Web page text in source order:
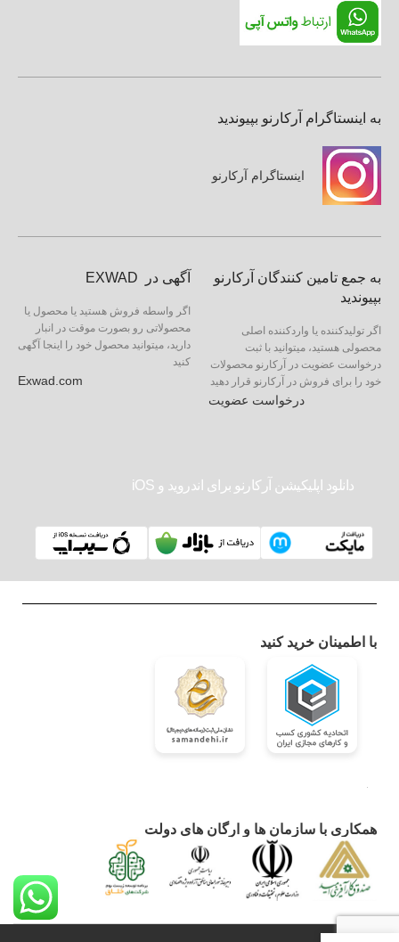
به اینستاگرام آرکارنو بپیوندید
اینستاگرام آرکارنو
به جمع تامین کنندگان آرکارنو
بپیوندید
اگر تولیدکننده یا واردکننده اصلی
محصولی هستید، میتوانید با ثبت
درخواست عضویت در آرکارنو محصولات
خود را برای فروش در آرکارنو قرار دهید
درخواست عضویت
آگهی در EXWAD
اگر واسطه فروش هستید یا محصول یا
محصولاتی رو بصورت موقت در انبار
دارید، میتوانید محصول خود را اینجا آگهی
کنید
Exwad.com
دانلود اپلیکیشن آرکارنو برای اندروید و iOS
با اطمینان خرید کنید
همکاری با سازمان ها و ارگان های دولت